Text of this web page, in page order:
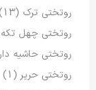
روتختی ترک (13)
روتختی چهل تکه
روتختی حاشیه دار
روتختی حریر (1)